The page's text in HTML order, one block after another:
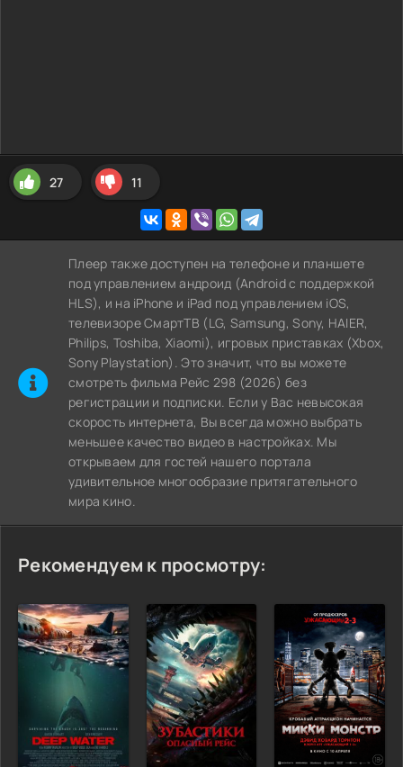
27 11
Плеер также доступен на телефоне и планшете
под управлением андроид (Android с поддержкой
HLS), и на iPhone и iPad под управлением iOS,
телевизоре СмартТВ (LG, Samsung, Sony, HAIER,
Philips, Toshiba, Xiaomi), игровых приставках (Xbox,
Sony Playstation). Это значит, что вы можете
cмотреть фильма Рейс 298 (2026) без
регистрации и подписки. Если у Вас невысокая
скорость интернета, Вы всегда можно выбрать
меньшее качество видео в настройках. Мы
открываем для гостей нашего портала
удивительное многообразие притягательного
мира кино.
Рекомендуем к просмотру: